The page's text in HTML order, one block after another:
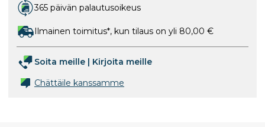
365 päivän palautusoikeus
Ilmainen toimitus*, kun tilaus on yli 80,00 €
Soita meille | Kirjoita meille
Chättäile kanssamme